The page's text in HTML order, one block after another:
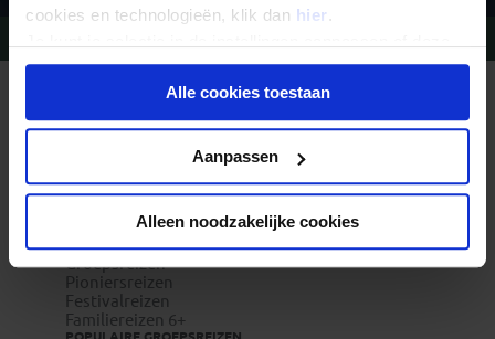
cookies en technologieën, klik dan hier .
onder aan de pagina op elk gewenst moment voor de
toekomst wijzigen.Alle cookies toestaan
Aanpassen
Alleen noodzakelijke cookies
REIZEN MET KONING AAP
Waarom Koning Aap?
Bestemmingen
Duurzaam toerisme
Veelgestelde vragen
Reisdocumenten aanvragen
Reisverzekeringen
REISTYPES
Groepsreizen
Pioniersreizen
Festivalreizen
Familiereizen 6+
POPULAIRE GROEPSREIZEN